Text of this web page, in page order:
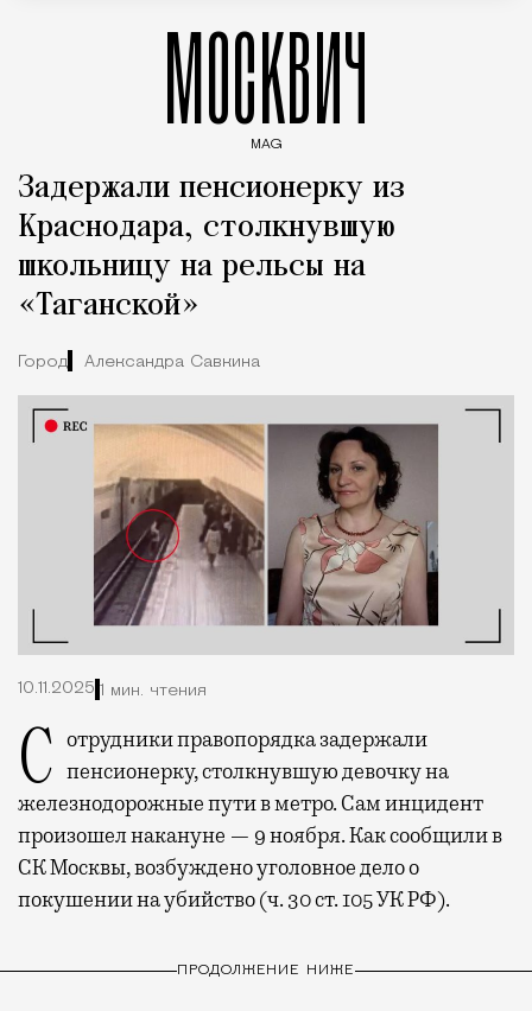
МОСКВИЧ
MAG
Задержали пенсионерку из
Краснодара, столкнувшую
школьницу на рельсы на
«Таганской»
Город Александра Савкина
10.11.2025 1 мин. чтения
Сотрудники правопорядка задержали пенсионерку, столкнувшую девочку на
железнодорожные пути в метро. Сам инцидент
произошел накануне — 9 ноября. Как сообщили в
СК Москвы, возбуждено уголовное дело о
покушении на убийство (ч. 30 ст. 105 УК РФ).
ПРОДОЛЖЕНИЕ НИЖЕ